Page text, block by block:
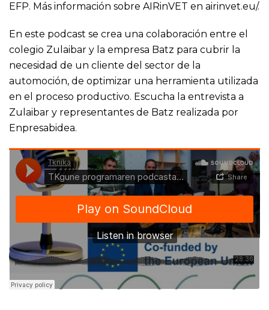
EFP. Más información sobre AIRinVET en airinvet.eu/.
En este podcast se crea una colaboración entre el
colegio Zulaibar y la empresa Batz para cubrir la
necesidad de un cliente del sector de la
automoción, de optimizar una herramienta utilizada
en el proceso productivo. Escucha la entrevista a
Zulaibar y representantes de Batz realizada por
Enpresabidea.